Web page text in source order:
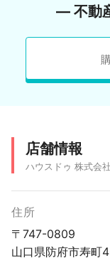
― 不動
店舗情報
ハウスドゥ 株式会
住所
〒747-0809
山口県防府市寿町